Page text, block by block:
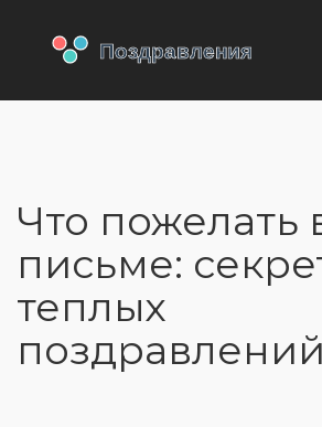
Что пожелать
письме:
теплых
поздравлений